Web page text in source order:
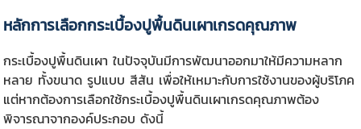
หลักการเลือกกระเบื้องปูพื้นดินเผาเกรดคุณภาพ
กระเบื้องปูพื้นดินเผา ในปัจจุบันมีการพัฒนาออกมาให้มีความหลาก
หลาย ทั้งขนาด รูปแบบ สีสัน เพื่อให้เหมาะกับการใช้งานของผู้บริโภค
แต่หากต้องการเลือกใช้กระเบื้องปูพื้นดินเผาเกรดคุณภาพต้อง
พิจารณาจากองค์ประกอบ ดังนี้